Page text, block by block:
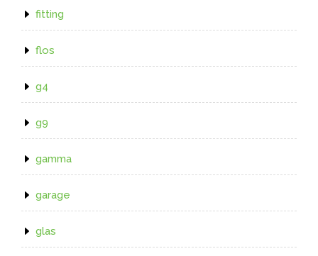
fitting
flos
g4
g9
gamma
garage
glas